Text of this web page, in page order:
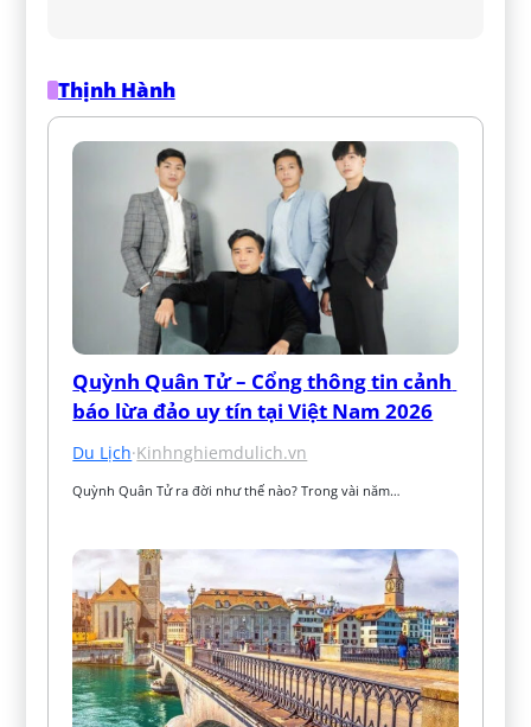
Thịnh Hành
Quỳnh Quân Tử – Cổng thông tin cảnh
báo lừa đảo uy tín tại Việt Nam 2026
Du Lịch·Kinhnghiemdulich.vn
Quỳnh Quân Tử ra đời như thế nào? Trong vài năm…